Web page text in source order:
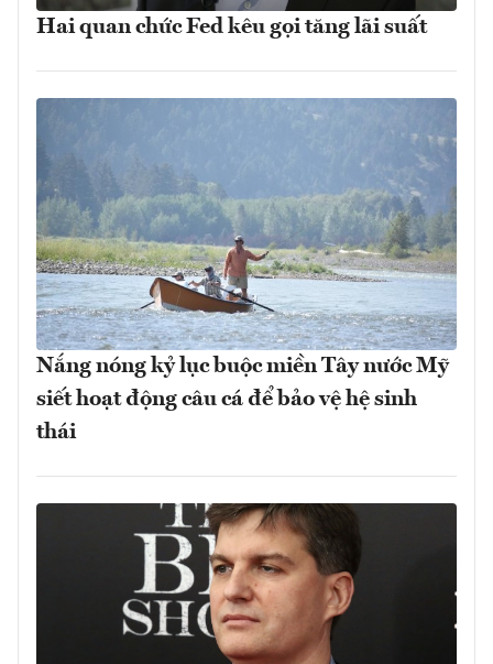
Hai quan chức Fed kêu gọi tăng lãi suất
Nắng nóng kỷ lục buộc miền Tây nước Mỹ
siết hoạt động câu cá để bảo vệ hệ sinh
thái